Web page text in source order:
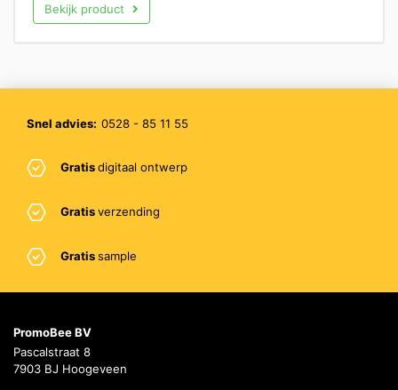
Bekijk product
Snel advies: 0528 - 85 11 55
Gratisdigitaal ontwerp
Gratisverzending
Gratissample
PromoBee BV
Pascalstraat 8
7903 BJ Hoogeveen